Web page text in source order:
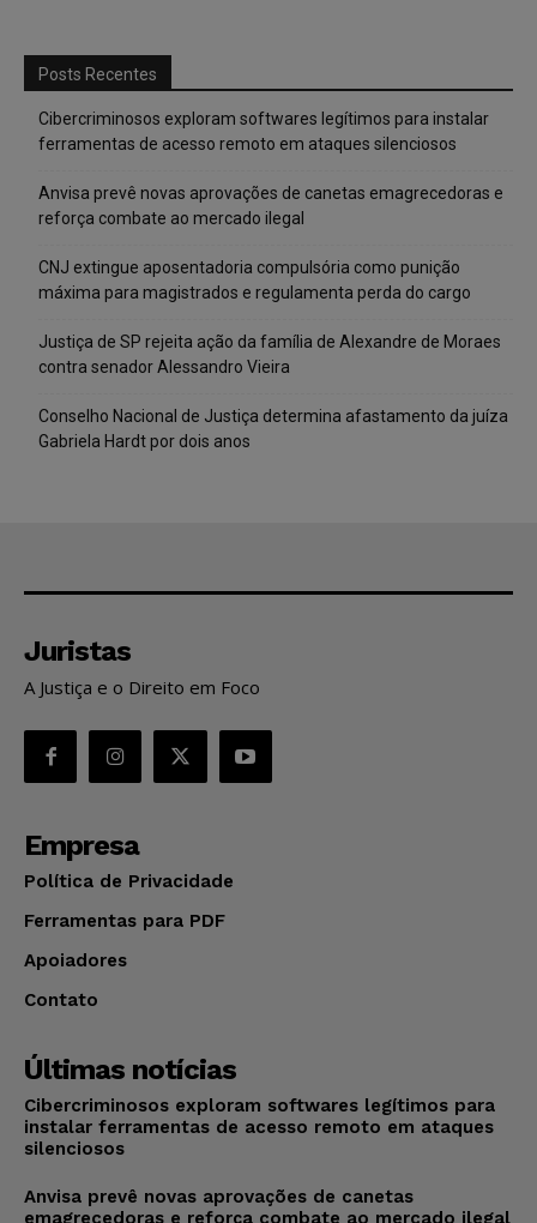
Posts Recentes
Cibercriminosos exploram softwares legítimos para instalar
ferramentas de acesso remoto em ataques silenciosos
Anvisa prevê novas aprovações de canetas emagrecedoras e
reforça combate ao mercado ilegal
CNJ extingue aposentadoria compulsória como punição
máxima para magistrados e regulamenta perda do cargo
Justiça de SP rejeita ação da família de Alexandre de Moraes
contra senador Alessandro Vieira
Conselho Nacional de Justiça determina afastamento da juíza
Gabriela Hardt por dois anos
Juristas
A Justiça e o Direito em Foco
Empresa
Política de Privacidade
Ferramentas para PDF
Apoiadores
Contato
Últimas notícias
Cibercriminosos exploram softwares legítimos para
instalar ferramentas de acesso remoto em ataques
silenciosos
Anvisa prevê novas aprovações de canetas
emagrecedoras e reforça combate ao mercado ilegal